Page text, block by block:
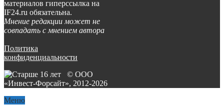
материалов гиперссылка на
IF24.ru обязательна.
Мнение редакции может не
совпадать с мнением автора
Политика
конфиденциальности
© ООО
«Инвест-Форсайт», 2012-2026
Меню